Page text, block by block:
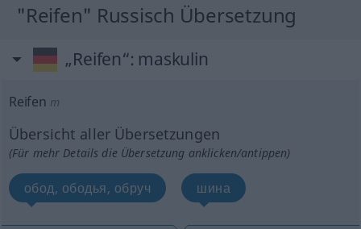
"Reifen" Russisch Übersetzung
„Reifen“: maskulin
Reifen m
Übersicht aller Übersetzungen
(Für mehr Details die Übersetzung anklicken/antippen)
обод, ободья, обруч шина